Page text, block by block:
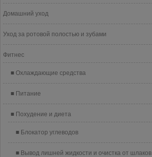
Домашний уход
Уход за ротовой полостью и зубами
Фитнес
Охлаждающие средства
Питание
Похудение и диета
Блокатор углеводов
Вывод лишней жидкости и очистка от шлаков